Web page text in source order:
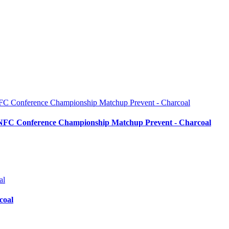
Conference Championship Matchup Prevent - Charcoal